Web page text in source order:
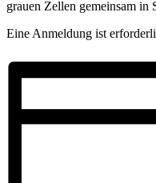
grauen Zellen gemeinsam in
Eine Anmeldung ist